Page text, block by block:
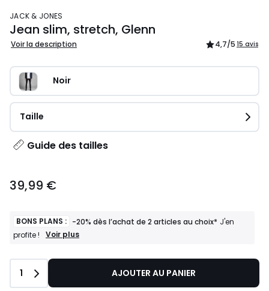
JACK & JONES
Jean slim, stretch, Glenn
Voir la description 4,7/5 15 avis
Noir
Taille
Guide des tailles
39,99 €
BONS PLANS : -20% dès l’achat de 2 articles au choix* J'en
profite !
BONS
-20%
l’achat
Voir plus
Quantité
1 AJOUTER AU PANIER